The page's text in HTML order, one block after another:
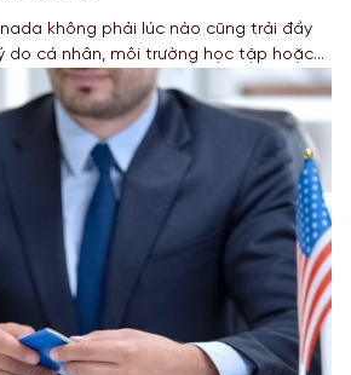
không phải lúc nào cũng trải đầy
do cá nhân, môi trường học tập hoặc
nghiệp, nhiều Sinh viên quyết định
kể từ năm 2025–2026, Chính
các quy định về việc chuyển đổi cơ